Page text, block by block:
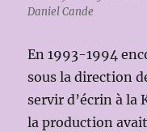
Daniel Cande
En 1993-1994
sous la direction
servir d’écrin à la
la production